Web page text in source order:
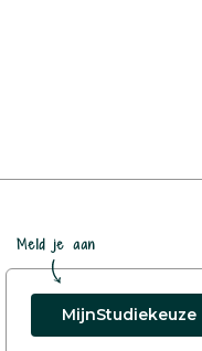
Meld je aan
MijnStudiekeuze